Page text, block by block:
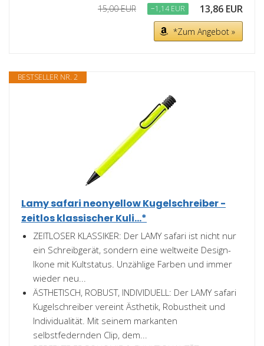
15,00 EUR −1,14 EUR 13,86 EUR
*Zum Angebot »
BESTSELLER NR. 2
Lamy safari neonyellow Kugelschreiber -
zeitlos klassischer Kuli...*
ZEITLOSER KLASSIKER: Der LAMY safari ist nicht nur
ein Schreibgerät, sondern eine weltweite Design-
Ikone mit Kultstatus. Unzählige Farben und immer
wieder neu...
ÄSTHETISCH, ROBUST, INDIVIDUELL: Der LAMY safari
Kugelschreiber vereint Ästhetik, Robustheit und
Individualität. Mit seinem markanten
selbstfedernden Clip, dem...